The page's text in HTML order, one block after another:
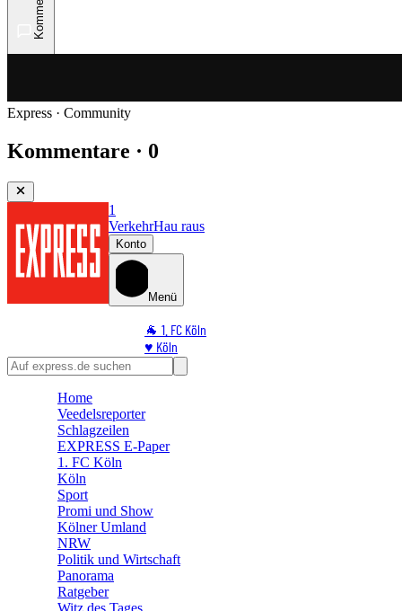
Express · Community
Kommentare · 0
1
VerkehrHau raus
Konto
Menü
🐐 1. FC Köln
♥️ Köln
⭐ Promi
🛒 Shoppingwelt
Home
Veedelsreporter
Schlagzeilen
EXPRESS E-Paper
1. FC Köln
Köln
Sport
Promi und Show
Kölner Umland
NRW
Politik und Wirtschaft
Panorama
Ratgeber
Witz des Tages